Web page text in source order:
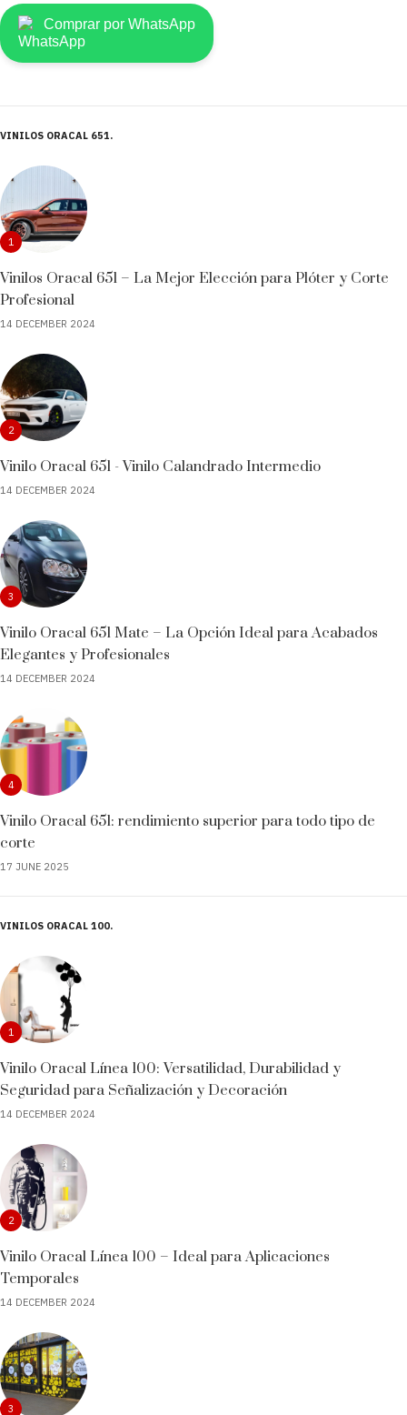
Comprar por WhatsApp
VINILOS ORACAL 651
1
Vinilos Oracal 651 – La Mejor Elección para Plóter y Corte
Profesional
14 DECEMBER 2024
2
Vinilo Oracal 651 - Vinilo Calandrado Intermedio
14 DECEMBER 2024
3
Vinilo Oracal 651 Mate – La Opción Ideal para Acabados
Elegantes y Profesionales
14 DECEMBER 2024
4
Vinilo Oracal 651: rendimiento superior para todo tipo de
corte
17 JUNE 2025
VINILOS ORACAL 100
1
Vinilo Oracal Línea 100: Versatilidad, Durabilidad y
Seguridad para Señalización y Decoración
14 DECEMBER 2024
2
Vinilo Oracal Línea 100 – Ideal para Aplicaciones
Temporales
14 DECEMBER 2024
3